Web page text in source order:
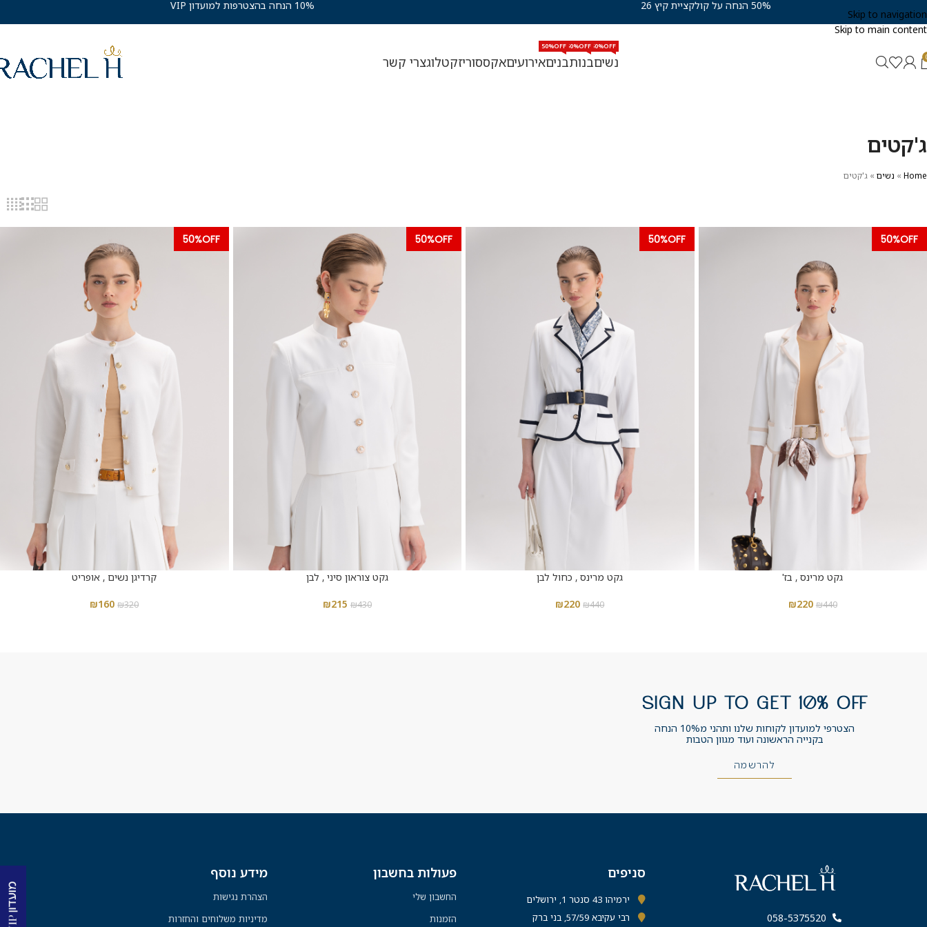
Skip to navigation
Skip to main content
נשים
50%OFF
בנות
50%OFF
בנים
50%OFF
אירועיםאקססוריזקטלוגצרי קשר
ג'קטים
Home
» נשים » ג'קטים
50%OFF
גקט מרינס , בז'
₪440
₪220
50%OFF
גקט מרינס , כחול לבן
₪440
₪220
50%OFF
גקט צוראון סיני , לבן
₪430
₪215
50%OFF
קרדיגן נשים , אופריט
₪320
₪160
SIGN UP TO GET 10% OFF
הצטרפי למועדון לקוחות שלנו ותהני מ10% הנחה
בקנייה הראשונה ועוד מגוון הטבות
להרשמה
058-5375520
סניפים
ירמיהו 43 סנטר 1, ירושלים
רבי עקיבא 57/59, בני ברק
פעולות בחשבון
החשבון שלי
הזמנות
מידע נוסף
הצהרת נגישות
מדיניות משלוחים והחזרות
10% הנחה בהצטרפות למועדון VIP 50% הנחה על קולקציית קיץ 26